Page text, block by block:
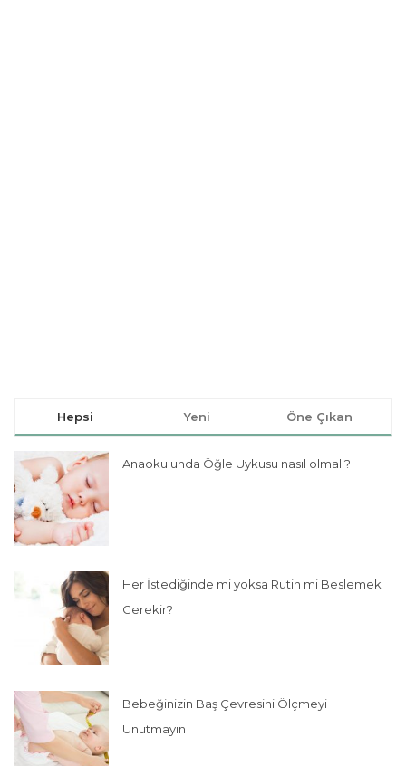
Hepsi Yeni Öne Çıkan
Anaokulunda Öğle Uykusu nasıl olmalı?
Her İstediğinde mi yoksa Rutin mi Beslemek
Gerekir?
Bebeğinizin Baş Çevresini Ölçmeyi
Unutmayın